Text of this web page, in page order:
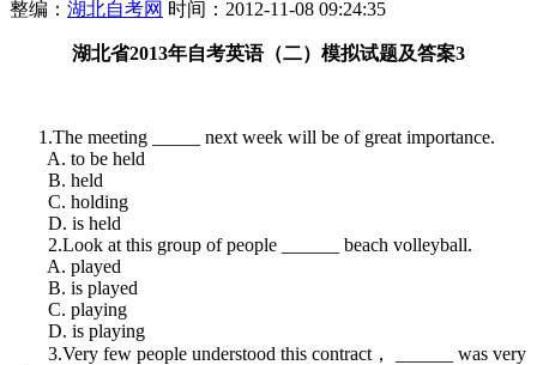
整编： 湖北自考网 时间：2012-11-08 09:24:35
湖北省2013年自考英语（二）模拟试题及答案3
1.The meeting _____ next week will be of great importance.
A. to be held
B. held
C. holding
D. is held
2.Look at this group of people ______ beach volleyball.
A. played
B. is played
C. playing
D. is playing
3.Very few people understood this contract， ______ was very